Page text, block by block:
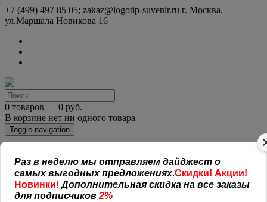
+7 (499) 497 85 05; zakaz@logotip-suvenir.ru г. Москва,
ул.Маршала Новикова 16
0 товаров — 0 руб.
В корзине нет ни одного товара
Toggle navigation
КАТАЛОГ СУВЕНИРОВ
Нанесение логотипа
Рекламная полиграфия
Оплата и доставка
Раз в неделю мы отправляем дайджест о
самых выгодных предложениях.Скидки! Акции!
Новинки!Дополнительная скидка на все заказы
для подписчиков 2%